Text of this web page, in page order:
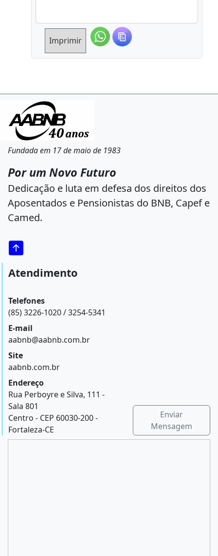
Imprimir
Fundada em 17 de maio de 1983
Por um Novo Futuro
Dedicação e luta em defesa dos direitos dos
Aposentados e Pensionistas do BNB, Capef e
Camed.
Atendimento
Telefones
(85) 3226-1020 / 3254-5341
E-mail
aabnb@aabnb.com.br
Site
aabnb.com.br
Endereço
Rua Perboyre e Silva, 111 -
Sala 801
Centro - CEP 60030-200 -
Fortaleza-CE
Enviar
Mensagem